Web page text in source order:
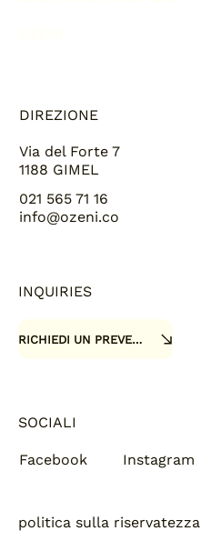
DIREZIONE
Via del Forte 7
1188 GIMEL
021 565 71 16
info@ozeni.co
SOCIALI
Facebook Instagram
INQUIRIES
RICHIEDI UN PREVENTIVO
politica sulla riservatezza